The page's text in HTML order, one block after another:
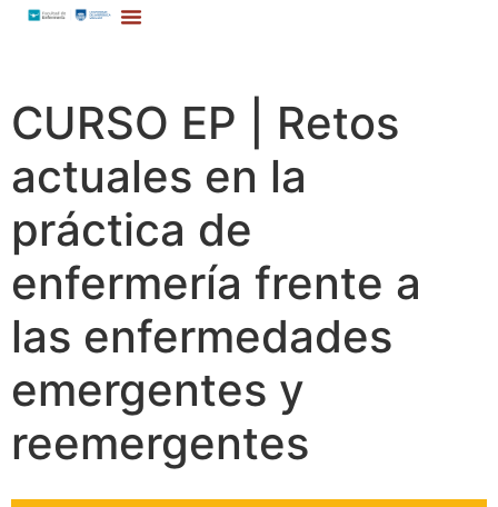
CURSO EP | Retos
actuales en la
práctica de
enfermería frente a
las enfermedades
emergentes y
reemergentes